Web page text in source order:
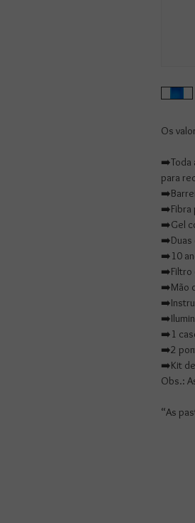
Os
➡️Toda
para
➡️Fibra
➡️Gel
➡️Duas
➡️10
➡️Filtro
➡️Mão
➡️1
➡️2
➡️Kit de
Obs.:
“As